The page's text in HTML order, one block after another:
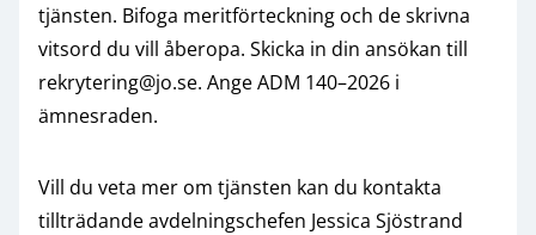
tjänsten. Bifoga meritförteckning och de skrivna
vitsord du vill åberopa. Skicka in din ansökan till
rekrytering@jo.se. Ange ADM 140–2026 i
ämnesraden.
Vill du veta mer om tjänsten kan du kontakta
tillträdande avdelningschefen Jessica Sjöstrand